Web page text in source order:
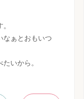
なぁとおもいつ
いから。